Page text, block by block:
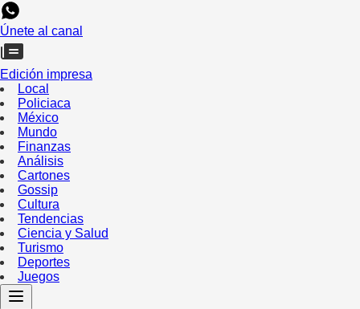
Únete al canal
Edición impresa
Local
Policiaca
México
Mundo
Finanzas
Análisis
Cartones
Gossip
Cultura
Tendencias
Ciencia y Salud
Turismo
Deportes
Juegos